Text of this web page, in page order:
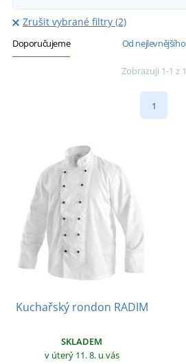
Zrušit vybrané filtry (2)
Doporučujeme Od nejlevnějšího
Zobrazuji 1-1 z 1
1
Kuchařský rondon RADIM
SKLADEM
v úterý 11. 8. u vás